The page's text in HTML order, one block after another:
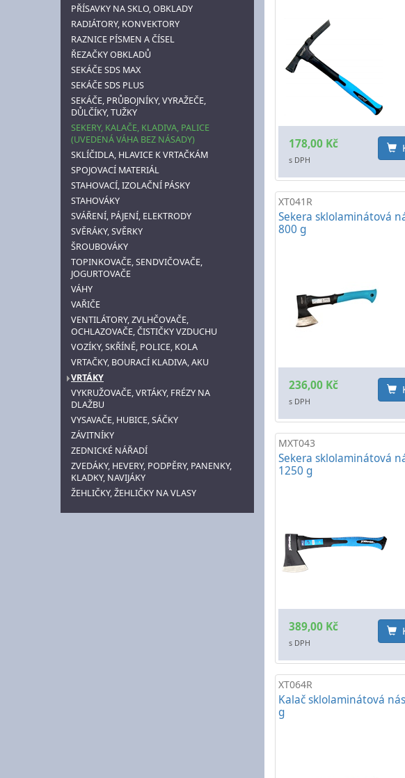
PŘÍSAVKY NA SKLO, OBKLADY
RADIÁTORY, KONVEKTORY
RAZNICE PÍSMEN A ČÍSEL
ŘEZAČKY OBKLADŮ
SEKÁČE SDS MAX
SEKÁČE SDS PLUS
SEKÁČE, PRŮBOJNÍKY, VYRAŽEČE,
DŮLČÍKY, TUŽKY
SEKERY, KALAČE, KLADIVA, PALICE
(UVEDENÁ VÁHA BEZ NÁSADY)
SKLÍČIDLA, HLAVICE K VRTAČKÁM
SPOJOVACÍ MATERIÁL
STAHOVACÍ, IZOLAČNÍ PÁSKY
STAHOVÁKY
SVÁŘENÍ, PÁJENÍ, ELEKTRODY
SVĚRÁKY, SVĚRKY
ŠROUBOVÁKY
TOPINKOVAČE, SENDVIČOVAČE,
JOGURTOVAČE
VÁHY
VAŘIČE
VENTILÁTORY, ZVLHČOVAČE,
OCHLAZOVAČE, ČISTIČKY VZDUCHU
VOZÍKY, SKŘÍNĚ, POLICE, KOLA
VRTAČKY, BOURACÍ KLADIVA, AKU
VRTÁKY
VYKRUŽOVAČE, VRTÁKY, FRÉZY NA
DLAŽBU
VYSAVAČE, HUBICE, SÁČKY
ZÁVITNÍKY
ZEDNICKÉ NÁŘADÍ
ZVEDÁKY, HEVERY, PODPĚRY, PANENKY,
KLADKY, NAVIJÁKY
ŽEHLIČKY, ŽEHLIČKY NA VLASY
178,00 Kč
s DPH
XT041R
Sekera sklolaminátová
800 g
236,00 Kč
s DPH
MXT043
Sekera sklolaminátová
1250 g
389,00 Kč
s DPH
XT064R
Kalač sklolaminátová
g